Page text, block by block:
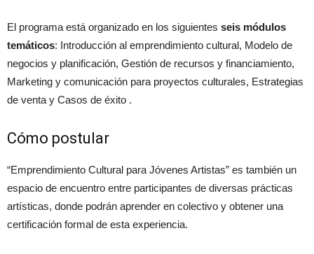
El programa está organizado en los siguientes seis módulos
temáticos: Introducción al emprendimiento cultural, Modelo de
negocios y planificación, Gestión de recursos y financiamiento,
Marketing y comunicación para proyectos culturales, Estrategias
de venta y Casos de éxito .
Cómo postular
“Emprendimiento Cultural para Jóvenes Artistas” es también un
espacio de encuentro entre participantes de diversas prácticas
artísticas, donde podrán aprender en colectivo y obtener una
certificación formal de esta experiencia.